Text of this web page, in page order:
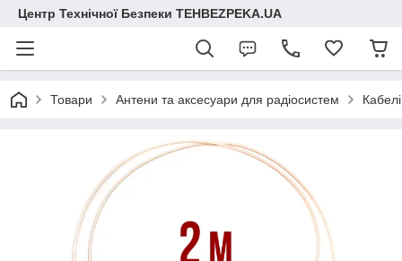
Центр Технічної Безпеки TEHBEZPEKA.UA
Товари Антени та аксесуари для радіосистем